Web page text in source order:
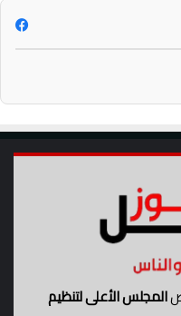
المجلس الأعلى لتنظيم